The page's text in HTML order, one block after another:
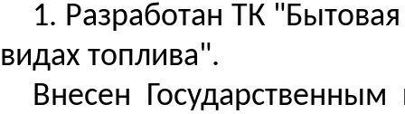
1. Разработан ТК
видах топлива".
Внесен